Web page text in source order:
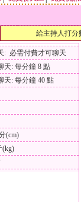
給主持人打分
: 必需付費才可聊天
天: 每分鐘 8 點
天: 每分鐘 40 點
(cm)
(kg)